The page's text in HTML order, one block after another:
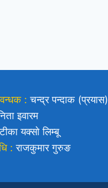
: चन्द्र पन्दाक (प्रयास)
इवारम
यक्साे लिम्बू
: राजकुमार गुरुङ